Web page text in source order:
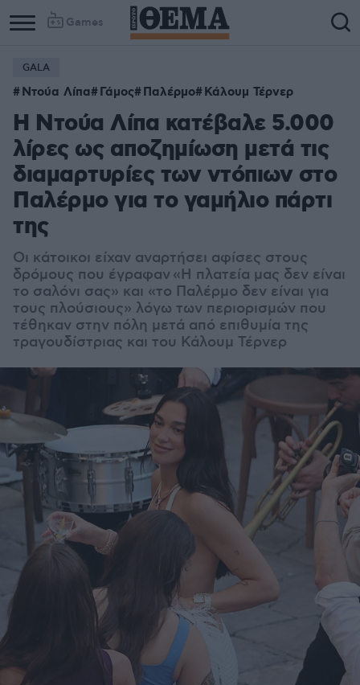
Games
GALA
Ντούα Λίπα Γάμος Παλέρμο Κάλουμ Τέρνερ
Η Ντούα Λίπα κατέβαλε 5.000
λίρες ως αποζημίωση μετά τις
διαμαρτυρίες των ντόπιων στο
Παλέρμο για το γαμήλιο πάρτι
της
Οι κάτοικοι είχαν αναρτήσει αφίσες στους
δρόμους που έγραφαν«Η πλατεία μας δεν είναι
το σαλόνι σας» και «το Παλέρμο δεν είναι για
τους πλούσιους» λόγω των περιορισμών που
τέθηκαν στην πόλη μετά από επιθυμία της
τραγουδίστριας και του Κάλουμ Τέρνερ